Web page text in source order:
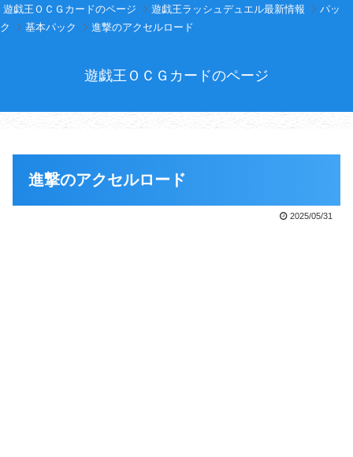
遊戯王ＯＣＧカードのページ 遊戯王ラッシュデュエル最新情報
パッ
ク
基本パック 進撃のアクセルロード
遊戯王ＯＣＧカードのページ
進撃のアクセルロード
2025/05/31